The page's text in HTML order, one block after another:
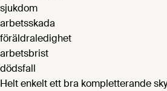
sjukdom
arbetsskada
föräldraledighet
arbetsbrist
dödsfall
Helt enkelt ett bra kompletterande